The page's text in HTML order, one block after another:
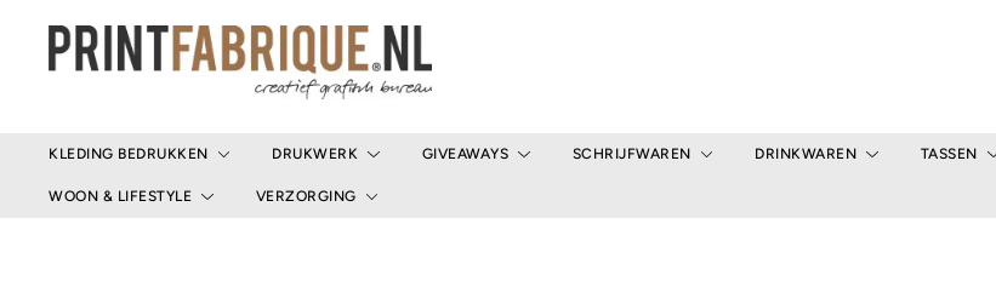
KLEDING BEDRUKKEN DRUKWERK GIVEAWAYS SCHRIJFWAREN DRINKWAREN TASSEN
WOON & LIFESTYLE VERZORGING